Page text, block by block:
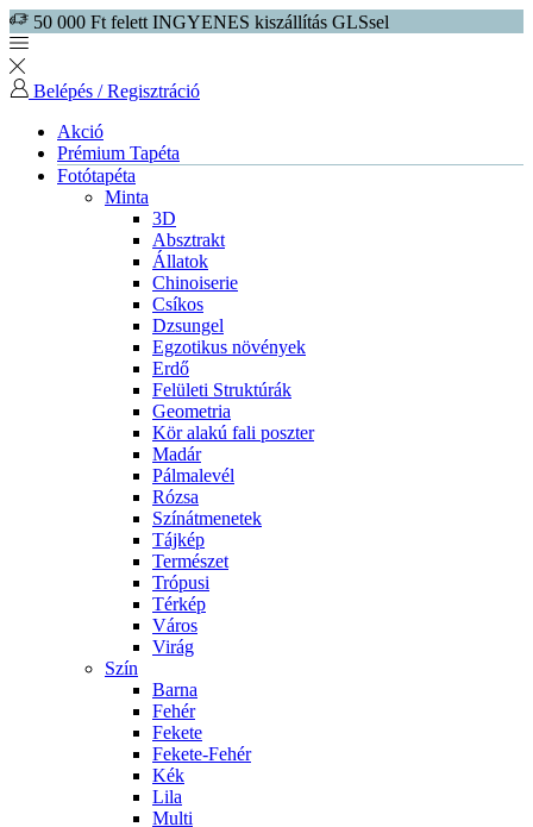
50 000 Ft felett INGYENES kiszállítás GLSsel
Belépés / Regisztráció
Akció
Prémium Tapéta
Fotótapéta
Minta
3D
Absztrakt
Állatok
Chinoiserie
Csíkos
Dzsungel
Egzotikus növények
Erdő
Felületi Struktúrák
Geometria
Kör alakú fali poszter
Madár
Pálmalevél
Rózsa
Színátmenetek
Tájkép
Természet
Trópusi
Térkép
Város
Virág
Szín
Barna
Fehér
Fekete
Fekete-Fehér
Kék
Lila
Multi